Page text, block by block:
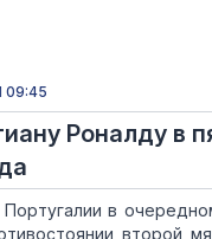
09:45
Роналду в
в
второй